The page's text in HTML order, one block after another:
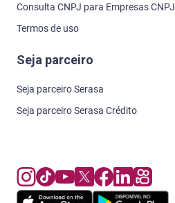
Consulta CNPJ para Empresas CNPJ
Termos de uso
Seja parceiro
Seja parceiro Serasa
Seja parceiro Serasa Crédito